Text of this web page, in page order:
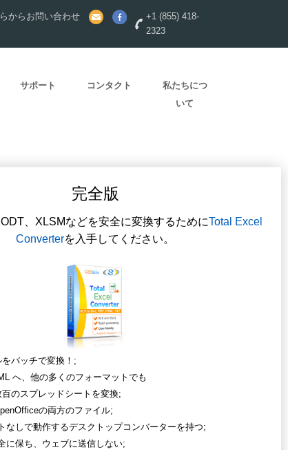
からお問い合わせ
+1 (855) 418-
2323
サポート コンタクト
私たちにつ
いて
完全版
、XLSMなどを安全に変換するためにTotal Excel
Converterを入手してください。
バッチで変換！;
へ、他の多くのフォーマットでも
のスプレッドシートを変換;
の両方のファイル;
なしで動作するデスクトップコンバーターを持つ;
に保ち、ウェブに送信しない;